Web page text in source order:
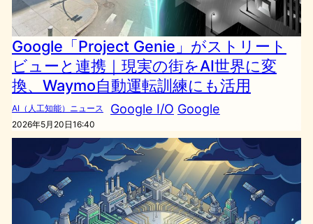
Google「Project Genie」がストリート
ビューと連携｜現実の街をAI世界に変
換、Waymo自動運転訓練にも活用
AI（人工知能）ニュース Google I/O Google
2026年5月20日16:40